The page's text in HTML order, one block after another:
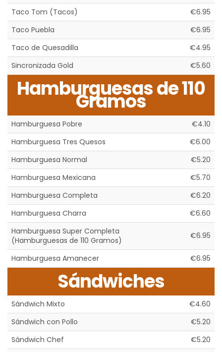
Taco Tom (Tacos)
€6.95
Taco Puebla
€6.95
Taco de Quesadilla
€4.95
Sincronizada Gold
€5.60
Hamburguesas de 110
Gramos
Hamburguesa Pobre
€4.10
Hamburguesa Tres Quesos
€6.00
Hamburguesa Normal
€5.20
Hamburguesa Mexicana
€5.70
Hamburguesa Completa
€6.20
Hamburguesa Charra
€6.60
Hamburguesa Super Completa
(Hamburguesas de 110 Gramos)
€6.95
Hamburguesa Amanecer €6.95
Sándwiches
Sándwich Mixto
€4.60
Sándwich con Pollo
€5.20
Sándwich Chef
€5.20